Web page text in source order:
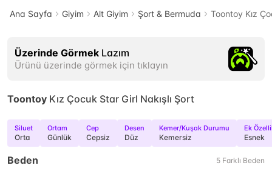
Ana Sayfa Giyim Alt Giyim Şort & Bermuda Toontoy Kız
Üzerinde Görmek Lazım
Ürünü üzerinde görmek için tıklayın
Toontoy Kız Çocuk Star Girl Nakışlı Şort
Siluet
Orta
Ortam
Günlük
Cep
Cepsiz
Desen
Düz
Kemer/Kuşak Durumu
Kemersiz
Ek
Esnek
Beden 5 Farklı Beden